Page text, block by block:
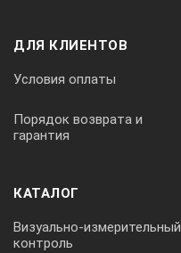
ДЛЯ КЛИЕНТОВ
Условия оплаты
Порядок возврата и
гарантия
КАТАЛОГ
Визуально-измерительный
контроль